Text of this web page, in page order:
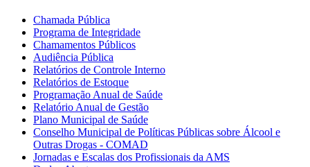
Chamada Pública
Programa de Integridade
Chamamentos Públicos
Audiência Pública
Relatórios de Controle Interno
Relatórios de Estoque
Programação Anual de Saúde
Relatório Anual de Gestão
Plano Municipal de Saúde
Conselho Municipal de Políticas Públicas sobre Álcool e
Outras Drogas - COMAD
Jornadas e Escalas dos Profissionais da AMS